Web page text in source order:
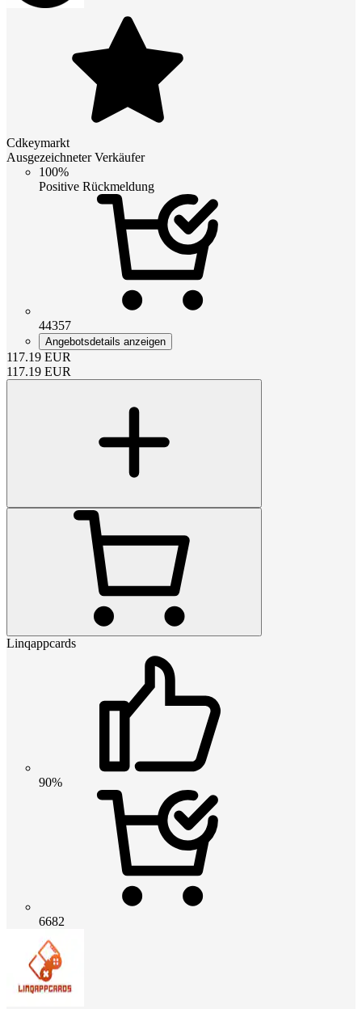
Cdkeymarkt
Ausgezeichneter Verkäufer
100%
Positive Rückmeldung
44357
Angebotsdetails anzeigen
117.19 EUR
117.19 EUR
Linqappcards
90%
6682